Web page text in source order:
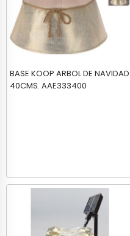
BASE KOOP ARBOL DE NAVIDAD
40CMS. AAE333400